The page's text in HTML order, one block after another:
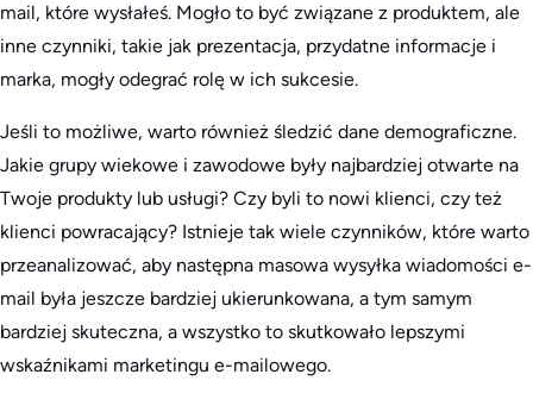
mail, które wysłałeś. Mogło to być związane z produktem, ale
inne czynniki, takie jak prezentacja, przydatne informacje i
marka, mogły odegrać rolę w ich sukcesie.
Jeśli to możliwe, warto również śledzić dane demograficzne.
Jakie grupy wiekowe i zawodowe były najbardziej otwarte na
Twoje produkty lub usługi? Czy byli to nowi klienci, czy też
klienci powracający? Istnieje tak wiele czynników, które warto
przeanalizować, aby następna masowa wysyłka wiadomości e-
mail była jeszcze bardziej ukierunkowana, a tym samym
bardziej skuteczna, a wszystko to skutkowało lepszymi
wskaźnikami marketingu e-mailowego.